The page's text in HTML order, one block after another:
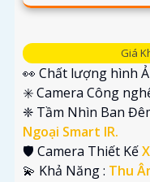
Giá
👀 Chất lượng hình
✳️ Camera Công
❈ Tầm Nhìn Ban
Ngoại Smart IR.
🛡 Camera Thiết Kế
️💫 Khả Năng : Thu